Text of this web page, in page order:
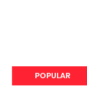
POPULAR